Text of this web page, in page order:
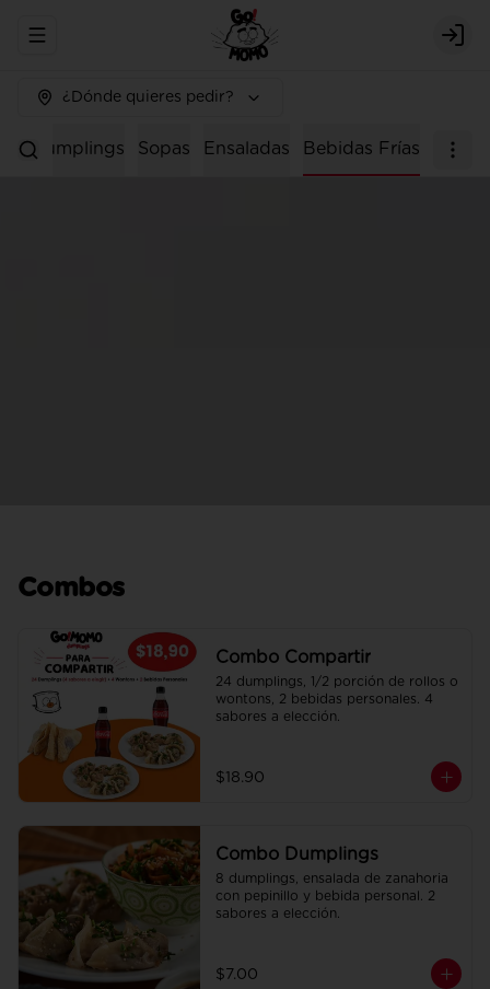
Abrir menu de navegación
¿Dónde quieres pedir?
Dumplings Sopas Ensaladas Bebidas Frías
Combos
Combo Compartir
24 dumplings, 1/2 porción de rollos o
wontons, 2 bebidas personales. 4
sabores a elección.
$18.90
Combo Dumplings
8 dumplings, ensalada de zanahoria
con pepinillo y bebida personal. 2
sabores a elección.
$7.00